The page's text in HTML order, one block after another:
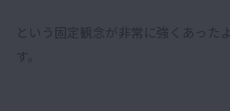
という固定観念が非常に強くあった
す。